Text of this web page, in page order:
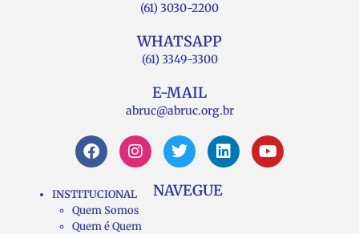
(61) 3030-2200
WHATSAPP
(61) 3349-3300
E-MAIL
abruc@abruc.org.br
NAVEGUE
INSTITUCIONAL
Quem Somos
Quem é Quem